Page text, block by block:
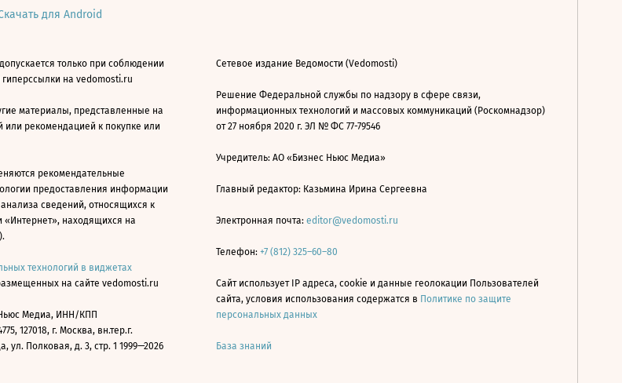
для Android
только при соблюдении
на vedomosti.ru
материалы, представленные на
рекомендацией к покупке или
рекомендательные
предоставления информации
сведений, относящихся к
«Интернет», находящихся на
технологий в виджетах
на сайте vedomosti.ru
Медиа, ИНН/КПП
127018, г. Москва, вн.тер.г.
Полковая, д. 3, стр. 1 1999—2026
Сетевое издание Ведомости (Vedomosti)
Решение Федеральной службы по надзору в сфере связи,
информационных технологий и массовых коммуникаций (Роскомнадзор)
от 27 ноября 2020 г. ЭЛ № ФС 77-79546
Учредитель: АО «Бизнес Ньюс Медиа»
Главный редактор: Казьмина Ирина Сергеевна
Электронная почта: editor@vedomosti.ru
Телефон: +7 (812) 325–60–80
Сайт использует IP адреса, cookie и данные геолокации Пользователей
сайта, условия использования содержатся в Политике по защите
персональных данных
База знаний